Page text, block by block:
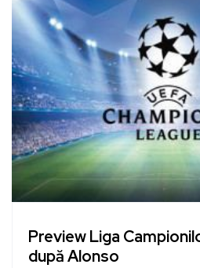
Preview Liga
după Alonso